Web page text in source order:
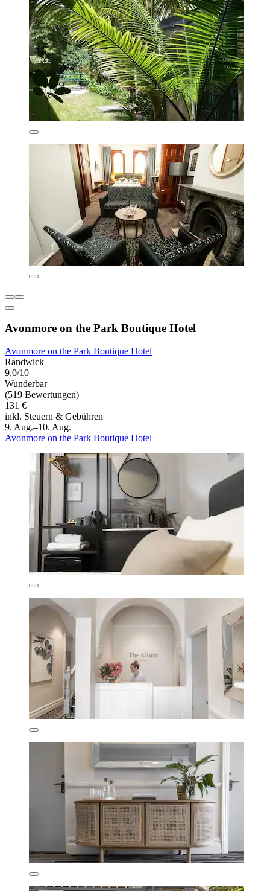
Avonmore on the Park Boutique Hotel
Avonmore on the Park Boutique Hotel
Randwick
9,0/10
Wunderbar
(519 Bewertungen)
131 €
inkl. Steuern & Gebühren
9. Aug.–10. Aug.
Avonmore on the Park Boutique Hotel